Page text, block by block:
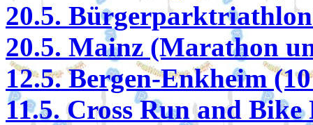
20.5.
20.5. Mainz (Marathon
12.5. Bergen-Enkheim
11.5. Cross Run and